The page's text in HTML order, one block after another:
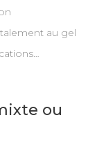
au gel
ou